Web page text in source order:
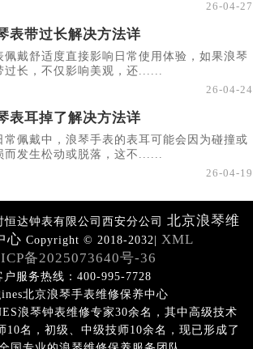
26-04-27
表带过长解决方法详
佩戴舒适度直接影响日常使用体验，如果浪琴
过长，不仅影响美观，还......
26-04-24
表耳掉了解决方法详
常佩戴中，浪琴手表的表耳可能会因为碰撞或
而发生松动或脱落，这不......
26-04-19
达钟表有限公司西安分公司 北京浪琴维
心 Copyright © 2018-2032| XML
备2025073640号-36
户服务热线：400-995-7728
北京浪琴手表维修保养中心
浪琴钟表维修专家30余名，其中高级技术
10名，初级、中级技师10余名，现已形成了